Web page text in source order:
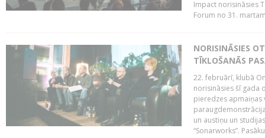
Impact norisināsies
Forum no 31.
NORISINĀSIES
TĪKLOŠANĀS
22. februārī, klubā
norisināsies šī gada
pieredzes apmaiņas
un austiņu un
“Sonarworks”.